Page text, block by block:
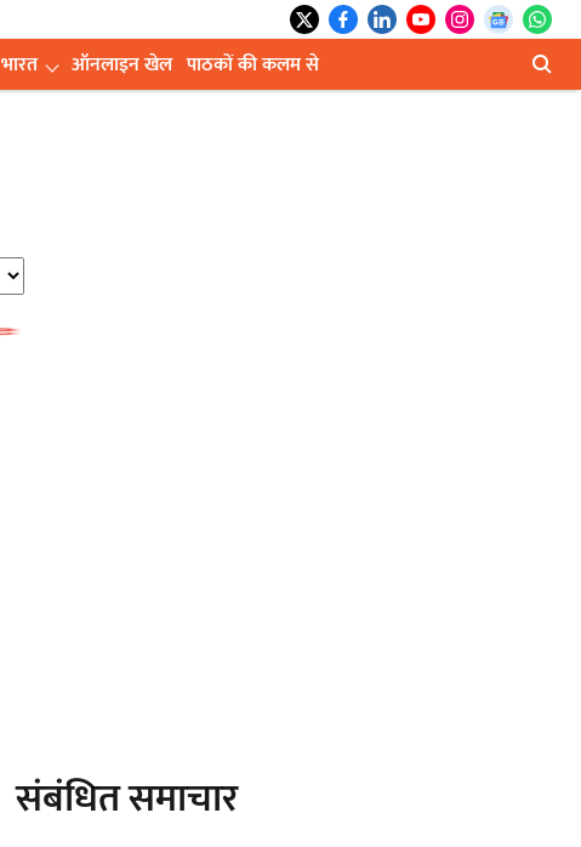
भारत ऑनलाइन खेल पाठकों की कलम से
संबंधित समाचार